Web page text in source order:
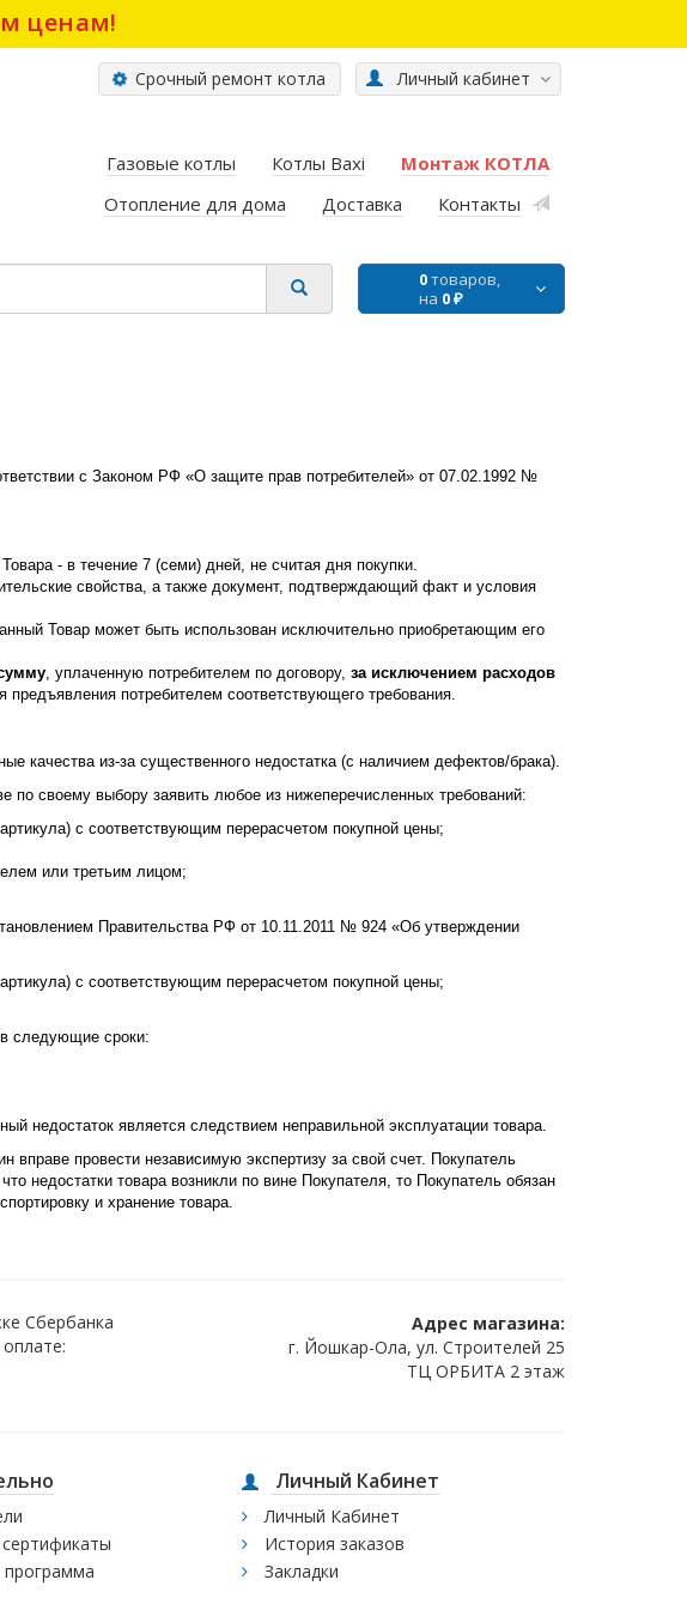
ценам!
Личный кабинет
Срочный ремонт котла
Газовые котлы Котлы Baxi
Монтаж КОТЛА
Отопление для дома
Доставка Контакты
0товаров,
на 0 ₽
с Законом РФ «О защите прав потребителей» от 07.02.1992 №
- в течение 7 (семи) дней, не считая дня покупки.
свойства, а также документ, подтверждающий факт и условия
Товар может быть использован исключительно приобретающим его
, уплаченную потребителем по договору, за исключением расходов
потребителем соответствующего требования.
качества из-за существенного недостатка (с наличием дефектов/брака).
по своему выбору заявить любое из нижеперечисленных требований:
с соответствующим перерасчетом покупной цены;
или третьим лицом;
Правительства РФ от 10.11.2011 № 924 «Об утверждении
с соответствующим перерасчетом покупной цены;
следующие сроки:
недостаток является следствием неправильной эксплуатации товара.
вправе провести независимую экспертизу за свой счет. Покупатель
недостатки товара возникли по вине Покупателя, то Покупатель обязан
и хранение товара.
Сбербанка
Адрес магазина:
г. Йошкар-Ола, ул. Строителей 25
ТЦ ОРБИТА 2 этаж
программа
Личный Кабинет
Личный Кабинет
История заказов
Закладки